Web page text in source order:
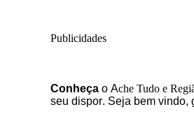
Publicidades
Conheça o Ache Tudo e
seu dispor. Seja bem vindo,